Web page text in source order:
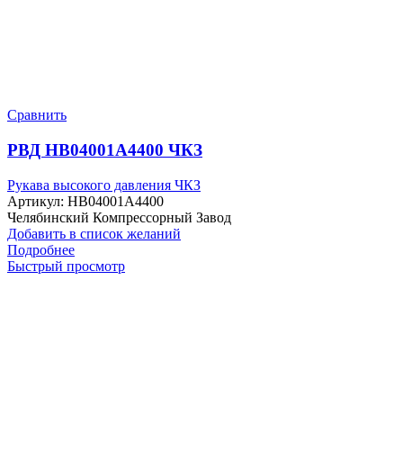
Сравнить
РВД HB04001A4400 ЧКЗ
Рукава высокого давления ЧКЗ
Артикул: HB04001A4400
Челябинский Компрессорный Завод
Добавить в список желаний
Подробнее
Быстрый просмотр